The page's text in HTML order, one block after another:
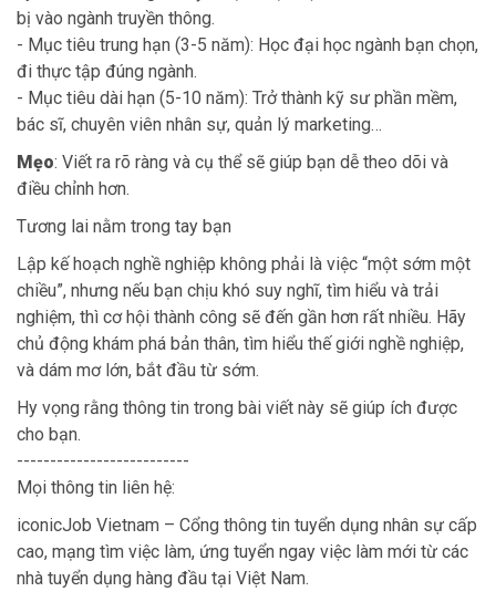
bị vào ngành truyền thông.
- Mục tiêu trung hạn (3-5 năm): Học đại học ngành bạn chọn,
đi thực tập đúng ngành.
- Mục tiêu dài hạn (5-10 năm): Trở thành kỹ sư phần mềm,
bác sĩ, chuyên viên nhân sự, quản lý marketing…
Mẹo: Viết ra rõ ràng và cụ thể sẽ giúp bạn dễ theo dõi và
điều chỉnh hơn.
Tương lai nằm trong tay bạn
Lập kế hoạch nghề nghiệp không phải là việc “một sớm một
chiều”, nhưng nếu bạn chịu khó suy nghĩ, tìm hiểu và trải
nghiệm, thì cơ hội thành công sẽ đến gần hơn rất nhiều. Hãy
chủ động khám phá bản thân, tìm hiểu thế giới nghề nghiệp,
và dám mơ lớn, bắt đầu từ sớm.
Hy vọng rằng thông tin trong bài viết này sẽ giúp ích được
cho bạn.
--------------------------
Mọi thông tin liên hệ:
iconicJob Vietnam – Cổng thông tin tuyển dụng nhân sự cấp
cao, mạng tìm việc làm, ứng tuyển ngay việc làm mới từ các
nhà tuyển dụng hàng đầu tại Việt Nam.